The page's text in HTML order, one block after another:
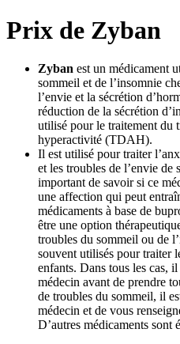
Prix de Zyban
Zyban est un médicament
sommeil et de l’insomnie
l’envie et la sécrétion
réduction de la sécrétion
utilisé pour le traitement du
hyperactivité (TDAH).
Il est utilisé pour traiter
et les troubles de l’envie de
important de savoir si ce
une affection qui peut
médicaments à base de
être une option
troubles du sommeil ou de
souvent utilisés pour traiter
enfants. Dans tous les cas,
médecin avant de prendre
de troubles du sommeil, il
médecin et de vous
D’autres médicaments sont